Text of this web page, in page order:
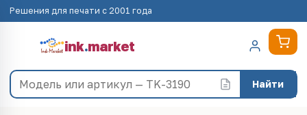
Решения для печати с 2001 года
ink.market
Найти